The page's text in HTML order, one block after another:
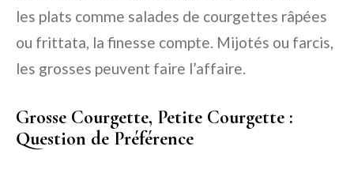
les plats comme salades de courgettes râpées
ou frittata, la finesse compte. Mijotés ou farcis,
les grosses peuvent faire l’affaire.
Grosse Courgette, Petite Courgette :
Question de Préférence